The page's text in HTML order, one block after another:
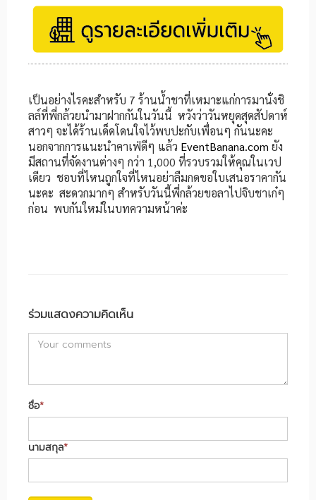
เป็นอย่างไรคะสำหรับ 7 ร้านน้ำชาที่เหมาะแก่การมานั่งชิ
ลล์ที่พี่กล้วยนำมาฝากกันในวันนี้ หวังว่าวันหยุดสุดสัปดาห์
สาวๆ จะได้ร้านเด็ดโดนใจไว้พบปะกับเพื่อนๆ กันนะคะ
นอกจากการแนะนำคาเฟ่ดีๆ แล้ว EventBanana.com ยัง
มีสถานที่จัดงานต่างๆ กว่า 1,000 ที่รวบรวมให้คุณในเวป
เดียว ชอบที่ไหนถูกใจที่ไหนอย่าลืมกดขอใบเสนอราคากัน
นะคะ สะดวกมากๆ สำหรับวันนี้พี่กล้วยขอลาไปจิบชาเก๋ๆ
ก่อน พบกันใหม่ในบทความหน้าค่ะ
ร่วมแสดงความคิดเห็น
ชื่อ*
นามสกุล*